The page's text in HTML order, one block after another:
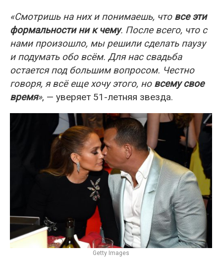
«Смотришь на них и понимаешь, что все эти
формальности ни к чему. После всего, что с
нами произошло, мы решили сделать паузу
и подумать обо всём. Для нас свадьба
остается под большим вопросом. Честно
говоря, я всё еще хочу этого, но всему свое
время», — уверяет 51-летняя звезда.
Getty Images